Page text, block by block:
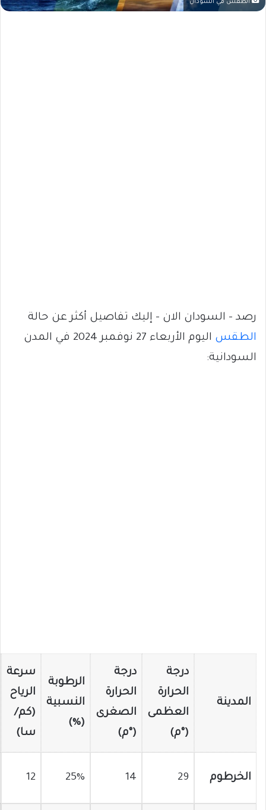
الطقس في السودان
رصد – السودان الان – إليك تفاصيل أكثر عن حالة
الطقس
اليوم الأربعاء 27 نوفمبر 2024 في المدن
السودانية:
المدينة
درجة
الحرارة
العظمى
(°م)
درجة
الحرارة
الصغرى
(°م)
الرطوبة
النسبية
(%)
سرعة
الرياح
(كم/
سا)
الخرطوم 29
14
25%
12